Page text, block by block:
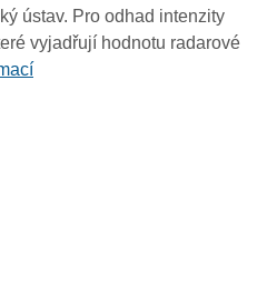
ústav. Pro odhad intenzity
vyjadřují hodnotu radarové